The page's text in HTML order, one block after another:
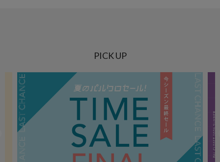
PICK UP